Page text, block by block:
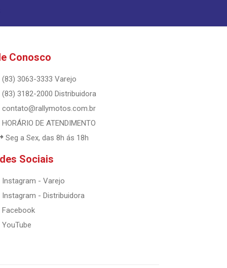
Conosco
(83) 3063-3333 Varejo
(83) 3182-2000 Distribuidora
contato@rallymotos.com.br
HORÁRIO DE ATENDIMENTO
Seg a Sex, das 8h ás 18h
Sociais
Instagram - Varejo
Instagram - Distribuidora
Facebook
YouTube